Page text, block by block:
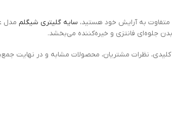
به آرایش خود هستید، سایه گلیتری شیگلم
جلوه‌ای فانتزی و خیره‌کننده می‌بخشد.
کلیدی، نظرات مشتریان، محصولات مشابه و در نهایت